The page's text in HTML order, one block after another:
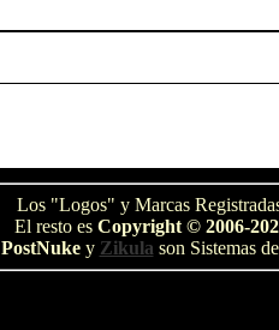
Los "Logos" y Marcas
El resto es Copyright © 2006-
PostNukey Zikula son Sistemas